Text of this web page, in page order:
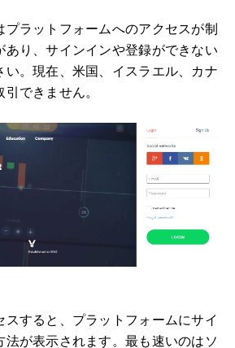
プラットフォームへのアクセスが制
あり、サインインや登録ができない
い。現在、米国、イスラエル、カナ
できません。
すると、プラットフォームにサイ
法が表示されます。最も速いのはソ